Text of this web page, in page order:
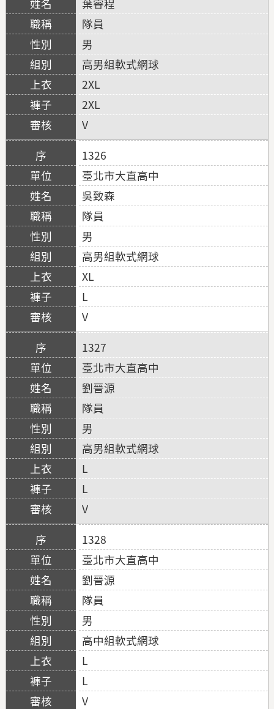
葉睿程
隊員
男
高男組軟式網球
2XL
2XL
V
1326
臺北市大直高中
吳致森
隊員
男
高男組軟式網球
XL
L
V
1327
臺北市大直高中
劉晉源
隊員
男
高男組軟式網球
L
L
V
1328
臺北市大直高中
劉晉源
隊員
男
高中組軟式網球
L
L
V